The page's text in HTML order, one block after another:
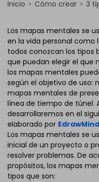
Inicio Cómo crear 3
Los mapas mentales se
en la vida personal como
todos conozcan los tipos
que puedan elegir el que
los mapas mentales
según el objetivo de uso:
mapas mentales de
línea de tiempo de túnel.
desarrollaremos en el
elaborado por EdrawMind
Los mapas mentales se
inicial de un proyecto o
resolver problemas. De
propósitos, los mapas
tipos que son: